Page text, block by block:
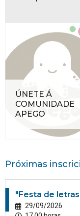
ÚNETE Á
COMUNIDADE
APEGO
Próximas
"Festa de
29/09/2026